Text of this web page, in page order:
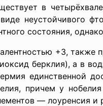
в
неустойчивого
состояния,
+3, также
берклия), а в
единственной
причем у
— лоуренсия